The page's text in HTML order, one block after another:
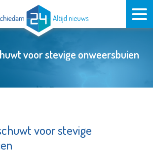
voor stevige onweersbuien
voor stevige